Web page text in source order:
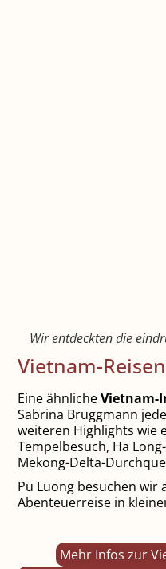
Wir entdeckten die
Vietnam-
Eine ähnlicheVietnam-
Sabrina Bruggmann
weiteren Highlights wie
Tempelbesuch, Ha
Mekong-Delta-
Pu Luong besuchen wir
Abenteuerreise in
Mehr Infos zur